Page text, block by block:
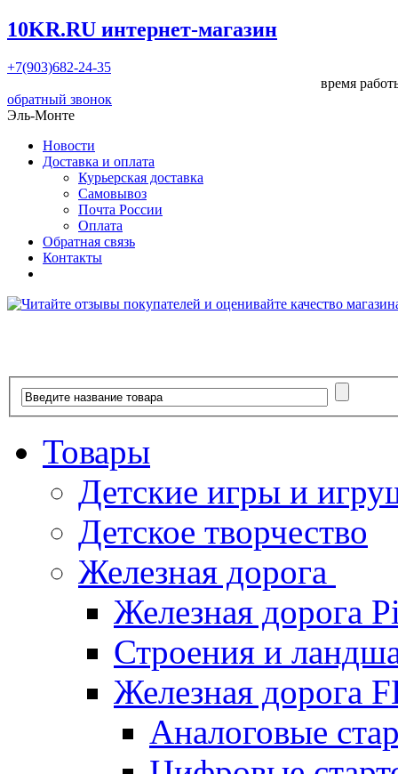
10KR.RU интернет-магазин
+7(903)682-24-35
время
обратный звонок
Эль-Монте
Новости
Доставка и оплата
Курьерская доставка
Самовывоз
Почта России
Оплата
Обратная связь
Контакты
Товары
Детские игры и
Детское творчество
Железная дорога
Железная дорога
Строения и
Железная дорога
Аналоговые